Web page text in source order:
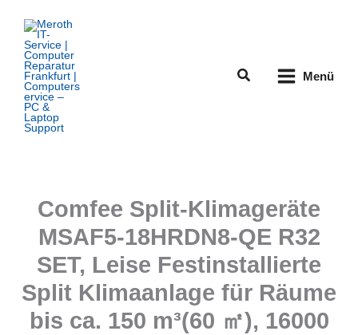
Inhalt
springen
Suchen Menü
Comfee Split-Klimageräte
MSAF5-18HRDN8-QE R32
SET, Leise Festinstallierte
Split Klimaanlage für Räume
bis ca. 150 m³(60 ㎡), 16000